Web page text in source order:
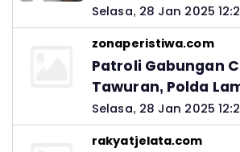
Selasa, 28 Jan 2025
zonaperistiwa.com
Patroli Gabungan
Tawuran, Polda
Ingatkan Peran
Selasa, 28 Jan 2025
rakyatjelata.com